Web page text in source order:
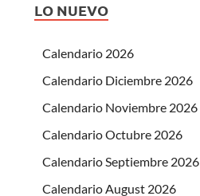
LO NUEVO
Calendario 2026
Calendario Diciembre 2026
Calendario Noviembre 2026
Calendario Octubre 2026
Calendario Septiembre 2026
Calendario August 2026